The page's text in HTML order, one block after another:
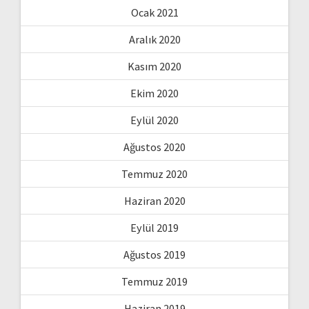
Ocak 2021
Aralık 2020
Kasım 2020
Ekim 2020
Eylül 2020
Ağustos 2020
Temmuz 2020
Haziran 2020
Eylül 2019
Ağustos 2019
Temmuz 2019